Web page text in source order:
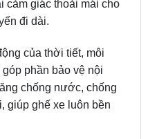
của thời tiết, môi
chống nước, chống
giúp ghế xe luôn bền
bọc ghế ô tô